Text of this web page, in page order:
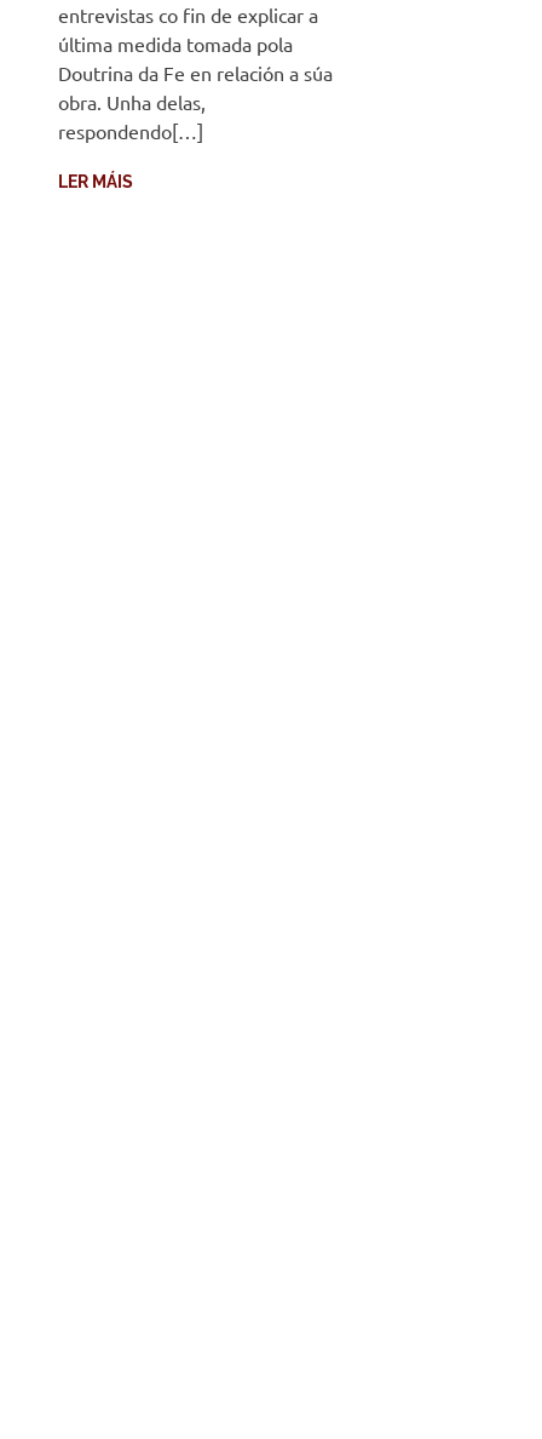
entrevistas co fin de explicar a
última medida tomada pola
Doutrina da Fe en relación a súa
obra. Unha delas,
respondendo[…]
LER MÁIS